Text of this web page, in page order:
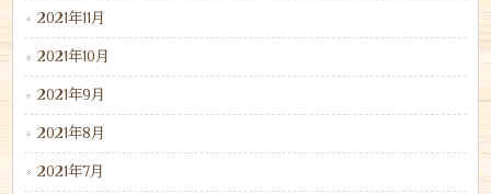
2021年11月
2021年10月
2021年9月
2021年8月
2021年7月